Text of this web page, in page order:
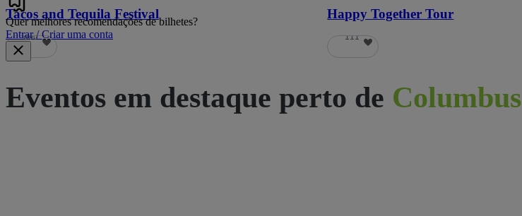
Tacos and Tequila Festival
690
Happy Together Tour
111
Quer melhores recomendações de bilhetes?
Entrar / Criar uma conta
Eventos em destaque perto de Columbus